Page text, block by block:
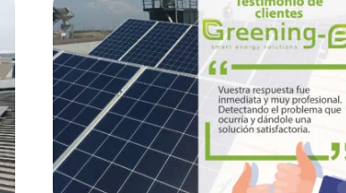
Testimonios de
clientes Greening-e:
“Vuestra respuesta
fue inmediata y muy
profesional”